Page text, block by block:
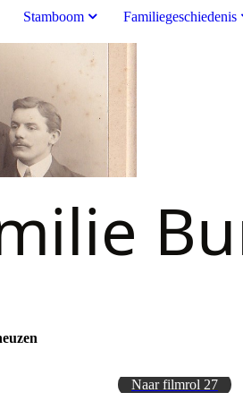
Stamboom Familiegeschiedenis
Naar filmrol 27